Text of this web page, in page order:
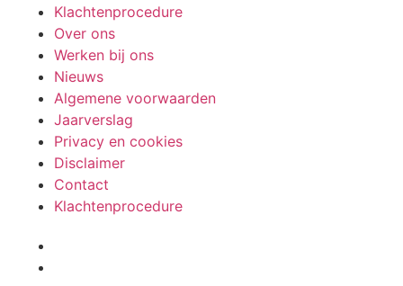
Klachtenprocedure
Over ons
Werken bij ons
Nieuws
Algemene voorwaarden
Jaarverslag
Privacy en cookies
Disclaimer
Contact
Klachtenprocedure